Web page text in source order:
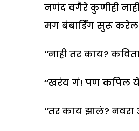
नणंद वगैरे कुणीही
मग बंबार्डिंग सुरू करेल.
‘‘नाही तर काय?
‘‘खरंय गं! पण कपिल
‘‘तर काय झालं?